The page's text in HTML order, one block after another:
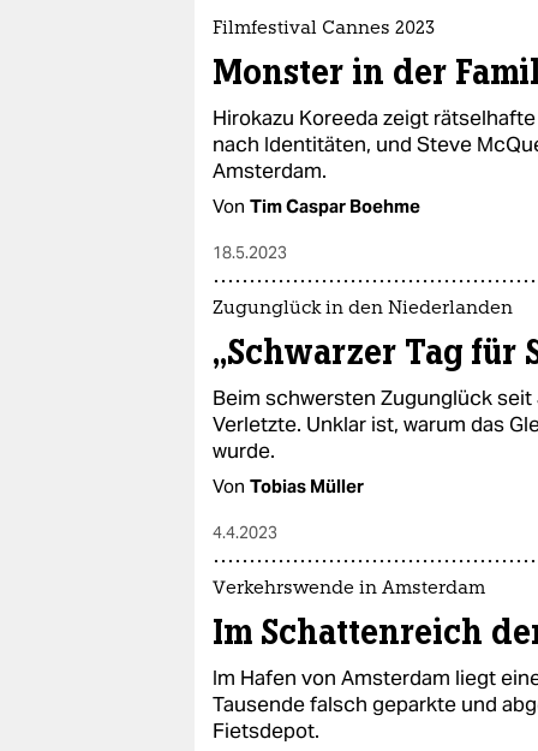
Filmfestival Cannes 2023
Monster in der
Hirokazu Koreeda zeigt
nach Identitäten, und Steve
Amsterdam.
Von Tim Caspar Boehme
18.5.2023
Zugunglück in den Niederlanden
„Schwarzer Tag für
Beim schwersten Zugunglück
Verletzte. Unklar ist, warum das
wurde.
Von Tobias Müller
4.4.2023
Verkehrswende in Amsterdam
Im Schattenreich
Im Hafen von Amsterdam liegt
Tausende falsch geparkte und
Fietsdepot.